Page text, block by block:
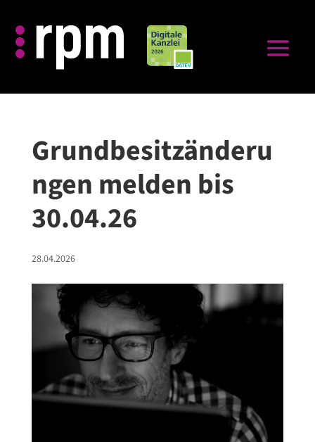
Grundbesitzänderu
ngen melden bis
30.04.26
28.04.2026